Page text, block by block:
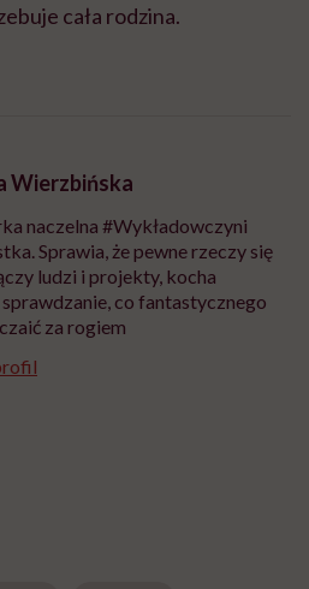
cała rodzina.
Wierzbińska
naczelna #Wykładowczyni
Sprawia, że pewne rzeczy się
ludzi i projekty, kocha
co fantastycznego
za rogiem